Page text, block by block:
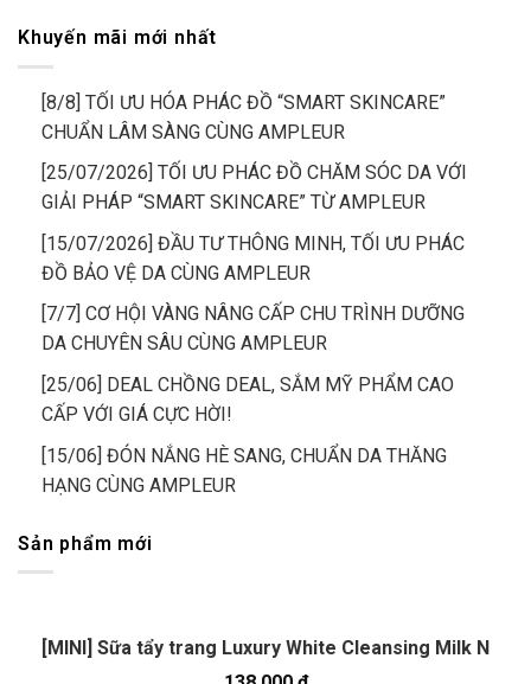
Khuyến mãi mới nhất
[8/8] TỐI ƯU HÓA PHÁC ĐỒ “SMART SKINCARE”
CHUẨN LÂM SÀNG CÙNG AMPLEUR
[25/07/2026] TỐI ƯU PHÁC ĐỒ CHĂM SÓC DA VỚI
GIẢI PHÁP “SMART SKINCARE” TỪ AMPLEUR
[15/07/2026] ĐẦU TƯ THÔNG MINH, TỐI ƯU PHÁC
ĐỒ BẢO VỆ DA CÙNG AMPLEUR
[7/7] CƠ HỘI VÀNG NÂNG CẤP CHU TRÌNH DƯỠNG
DA CHUYÊN SÂU CÙNG AMPLEUR
[25/06] DEAL CHỒNG DEAL, SẮM MỸ PHẨM CAO
CẤP VỚI GIÁ CỰC HỜI!
[15/06] ĐÓN NẮNG HÈ SANG, CHUẨN DA THĂNG
HẠNG CÙNG AMPLEUR
Sản phẩm mới
[MINI] Sữa tẩy trang Luxury White Cleansing Milk N